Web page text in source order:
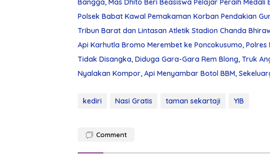
Bangga, Mas Dhito Beri Beasiswa Pelajar Peraih Medali
Polsek Babat Kawal Pemakaman Korban Pendakian
Tribun Barat dan Lintasan Atletik Stadion Chanda
Api Karhutla Bromo Merembet ke Poncokusumo,
Tidak Disangka, Diduga Gara-Gara Rem Blong, Truk
Nyalakan Kompor, Api Menyambar Botol BBM,
kediri Nasi Gratis taman sekartaji YIB
Comment